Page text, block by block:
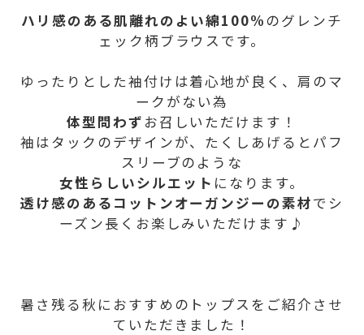
ハリ感のある肌離れのよい綿100%のグレンチ
ェック柄ブラウスです。
ゆったりとした袖付けは着心地が良く、肩のマ
ークがない為
体型問わず お召しいただけます！
袖はタックのデザインが、たくしあげるとパフ
スリーブのような
女性らしいシルエット になります。
透け感のあるコットンオーガンジーの素材でシ
ーズン長くお楽しみいただけます♪
暑さ残る秋におすすめのトップスをご紹介させ
ていただきました！